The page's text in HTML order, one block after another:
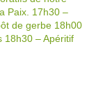
Paix. 17h30 –
de gerbe 18h00
18h30 – Apéritif